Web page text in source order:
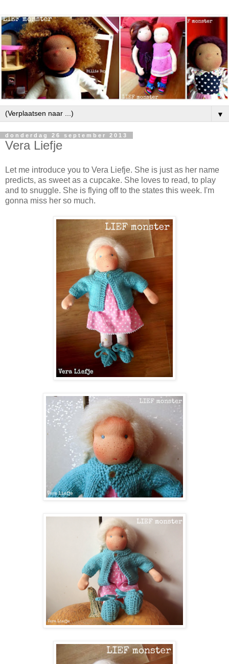
▼
donderdag 26 september 2013
Vera Liefje
Let me introduce you to Vera Liefje. She is just as her name
predicts, as sweet as a cupcake. She loves to read, to play
and to snuggle. She is flying off to the states this week. I'm
gonna miss her so much.